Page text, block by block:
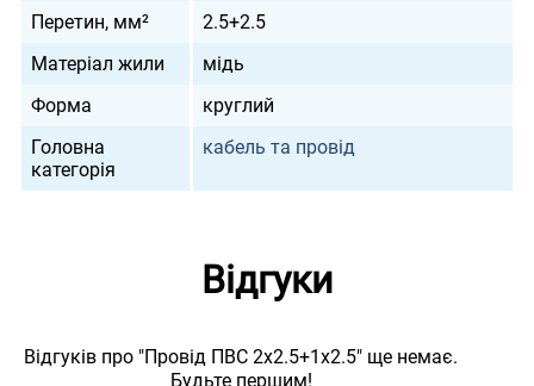
Перетин, мм²
2.5+2.5
Матеріал жили
мідь
Форма
круглий
Головна
категорія
кабель та провід
Відгуки
Відгуків про "Провід ПВС 2х2.5+1х2.5" ще немає.
Будьте першим!